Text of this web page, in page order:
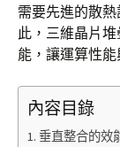
需要先進的散
此，三維晶片
能，讓運算性
內容目錄
垂直整合的效